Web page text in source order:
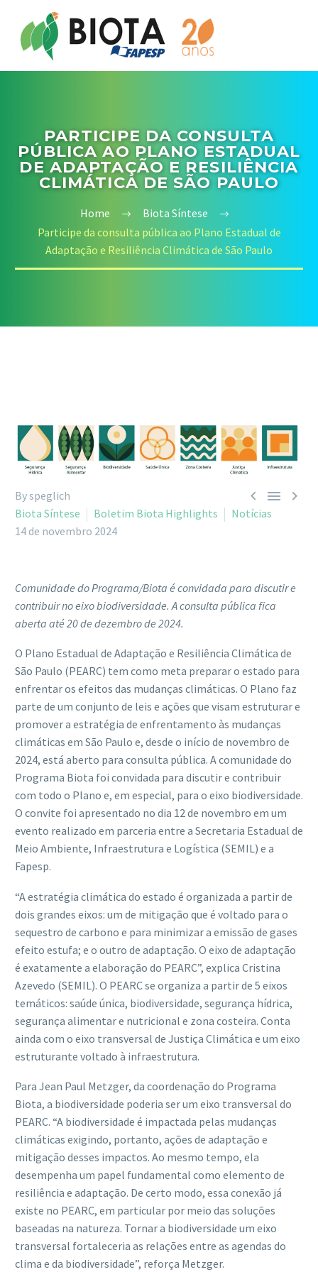
PARTICIPE DA CONSULTA
PÚBLICA AO PLANO ESTADUAL
DE ADAPTAÇÃO E RESILIÊNCIA
CLIMÁTICA DE SÃO PAULO
Home
Biota Síntese
Participe da consulta pública ao Plano Estadual de
Adaptação e Resiliência Climática de São Paulo
  
By speglich
Biota Síntese
Boletim Biota Highlights
Notícias
14 de novembro 2024
Comunidade do Programa/Biota é convidada para discutir e
contribuir no eixo biodiversidade. A consulta pública fica
aberta até 20 de dezembro de 2024.
O Plano Estadual de Adaptação e Resiliência Climática de
São Paulo (PEARC) tem como meta preparar o estado para
enfrentar os efeitos das mudanças climáticas. O Plano faz
parte de um conjunto de leis e ações que visam estruturar e
promover a estratégia de enfrentamento às mudanças
climáticas em São Paulo e, desde o início de novembro de
2024, está aberto para consulta pública. A comunidade do
Programa Biota foi convidada para discutir e contribuir
com todo o Plano e, em especial, para o eixo biodiversidade.
O convite foi apresentado no dia 12 de novembro em um
evento realizado em parceria entre a Secretaria Estadual de
Meio Ambiente, Infraestrutura e Logística (SEMIL) e a
Fapesp.
“A estratégia climática do estado é organizada a partir de
dois grandes eixos: um de mitigação que é voltado para o
sequestro de carbono e para minimizar a emissão de gases
efeito estufa; e o outro de adaptação. O eixo de adaptação
é exatamente a elaboração do PEARC”, explica Cristina
Azevedo (SEMIL). O PEARC se organiza a partir de 5 eixos
temáticos: saúde única, biodiversidade, segurança hídrica,
segurança alimentar e nutricional e zona costeira. Conta
ainda com o eixo transversal de Justiça Climática e um eixo
estruturante voltado à infraestrutura.
Para Jean Paul Metzger, da coordenação do Programa
Biota, a biodiversidade poderia ser um eixo transversal do
PEARC. “A biodiversidade é impactada pelas mudanças
climáticas exigindo, portanto, ações de adaptação e
mitigação desses impactos. Ao mesmo tempo, ela
desempenha um papel fundamental como elemento de
resiliência e adaptação. De certo modo, essa conexão já
existe no PEARC, em particular por meio das soluções
baseadas na natureza. Tornar a biodiversidade um eixo
transversal fortaleceria as relações entre as agendas do
clima e da biodiversidade”, reforça Metzger.